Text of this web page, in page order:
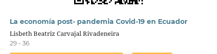
La economía post- pandemia Covid-19 en Ecuador
Lisbeth Beatriz Carvajal Rivadeneira
29 - 36